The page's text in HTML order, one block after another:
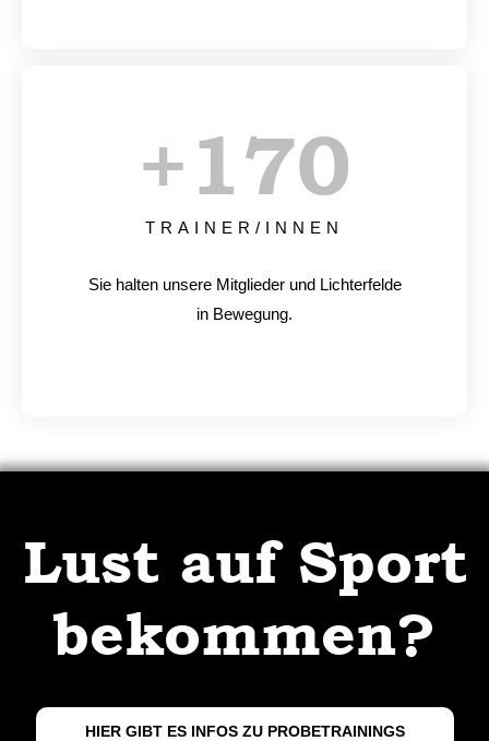
TRAINER/INNEN
+170
Sie halten unsere Mitglieder und Lichterfelde
in Bewegung.
Lust auf Sport
bekommen?
HIER GIBT ES INFOS ZU PROBETRAININGS